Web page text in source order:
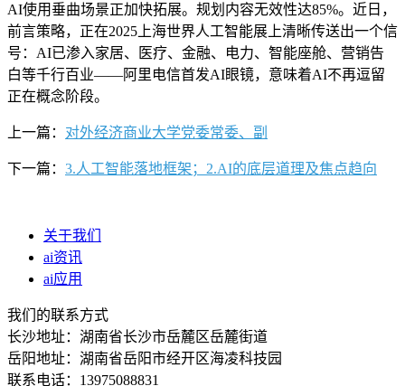
AI使用垂曲场景正加快拓展。规划内容无效性达85%。近日，
前言策略，正在2025上海世界人工智能展上清晰传送出一个信
号：AI已渗入家居、医疗、金融、电力、智能座舱、营销告
白等千行百业——阿里电信首发AI眼镜，意味着AI不再逗留
正在概念阶段。
上一篇： 对外经济商业大学党委常委、副
下一篇： 3.人工智能落地框架；2.AI的底层道理及焦点趋向
关于我们
ai资讯
ai应用
我们的联系方式
长沙地址：湖南省长沙市岳麓区岳麓街道
岳阳地址：湖南省岳阳市经开区海凌科技园
联系电话：13975088831